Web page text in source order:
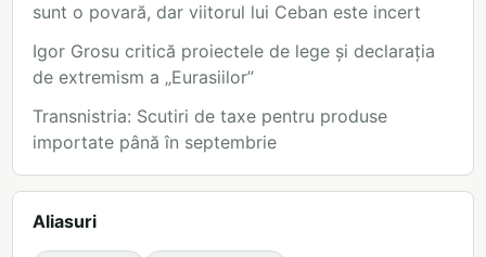
sunt o povară, dar viitorul lui Ceban este incert
Igor Grosu critică proiectele de lege și declarația
de extremism a „Eurasiilor”
Transnistria: Scutiri de taxe pentru produse
importate până în septembrie
Aliasuri